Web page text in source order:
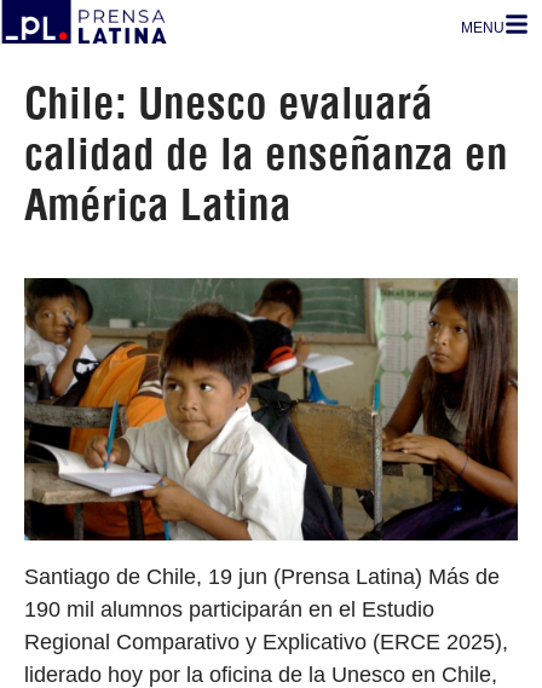
MENU
Chile: Unesco evaluará
calidad de la enseñanza en
América Latina
Santiago de Chile, 19 jun (Prensa Latina) Más de
190 mil alumnos participarán en el Estudio
Regional Comparativo y Explicativo (ERCE 2025),
liderado hoy por la oficina de la Unesco en Chile,